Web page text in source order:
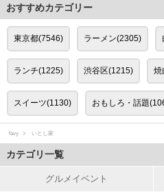
おすすめカテゴリー
東京都(7546) ラーメン(2305)
ランチ(1225) 渋谷区(1215) 焼
スイーツ(1130) おもしろ・話題
favy いとし家
カテゴリ一覧
グルメイベント